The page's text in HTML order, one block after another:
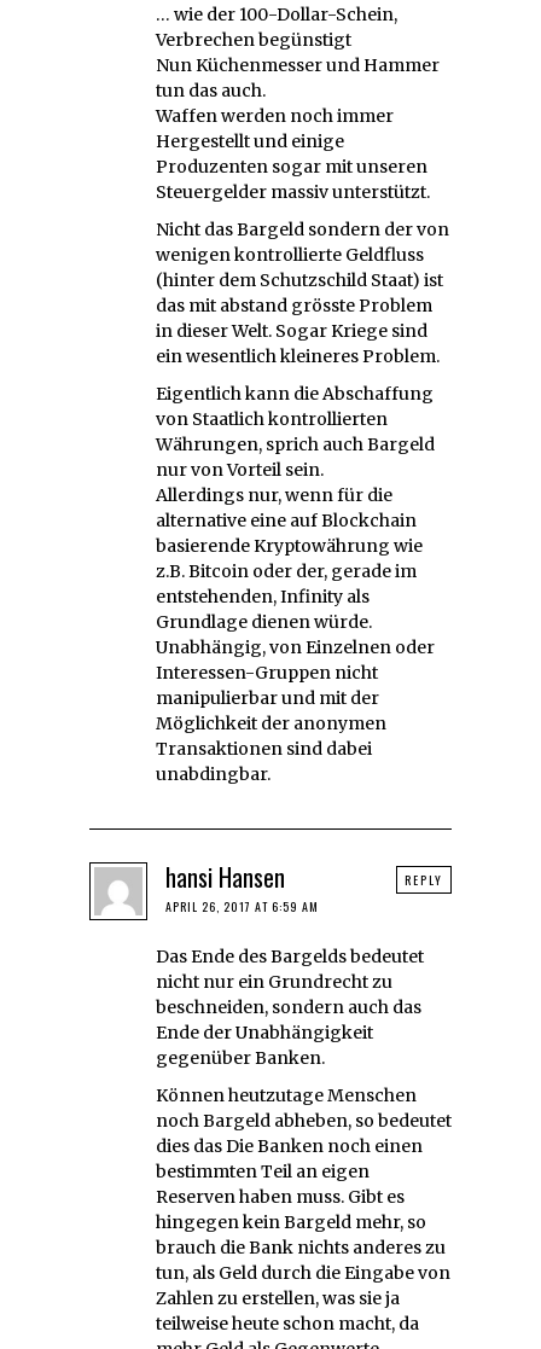
… wie der 100-Dollar-Schein,
Verbrechen begünstigt
Nun Küchenmesser und Hammer
tun das auch.
Waffen werden noch immer
Hergestellt und einige
Produzenten sogar mit unseren
Steuergelder massiv unterstützt.
Nicht das Bargeld sondern der von
wenigen kontrollierte Geldfluss
(hinter dem Schutzschild Staat) ist
das mit abstand grösste Problem
in dieser Welt. Sogar Kriege sind
ein wesentlich kleineres Problem.
Eigentlich kann die Abschaffung
von Staatlich kontrollierten
Währungen, sprich auch Bargeld
nur von Vorteil sein.
Allerdings nur, wenn für die
alternative eine auf Blockchain
basierende Kryptowährung wie
z.B. Bitcoin oder der, gerade im
entstehenden, Infinity als
Grundlage dienen würde.
Unabhängig, von Einzelnen oder
Interessen-Gruppen nicht
manipulierbar und mit der
Möglichkeit der anonymen
Transaktionen sind dabei
unabdingbar.
hansi Hansen
APRIL 26, 2017 AT 6:59 AM
Das Ende des Bargelds bedeutet
nicht nur ein Grundrecht zu
beschneiden, sondern auch das
Ende der Unabhängigkeit
gegenüber Banken.
Können heutzutage Menschen
noch Bargeld abheben, so bedeutet
dies das Die Banken noch einen
bestimmten Teil an eigen
Reserven haben muss. Gibt es
hingegen kein Bargeld mehr, so
brauch die Bank nichts anderes zu
tun, als Geld durch die Eingabe von
Zahlen zu erstellen, was sie ja
teilweise heute schon macht, da
REPLY